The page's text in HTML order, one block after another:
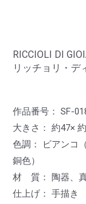
RICCIOLI DI
リッチョリ・デ
作品番号： SF-
大きさ： 約47×
色調： ビアンコ
銅色）
材 質： 陶器、真
仕上げ： 手描き